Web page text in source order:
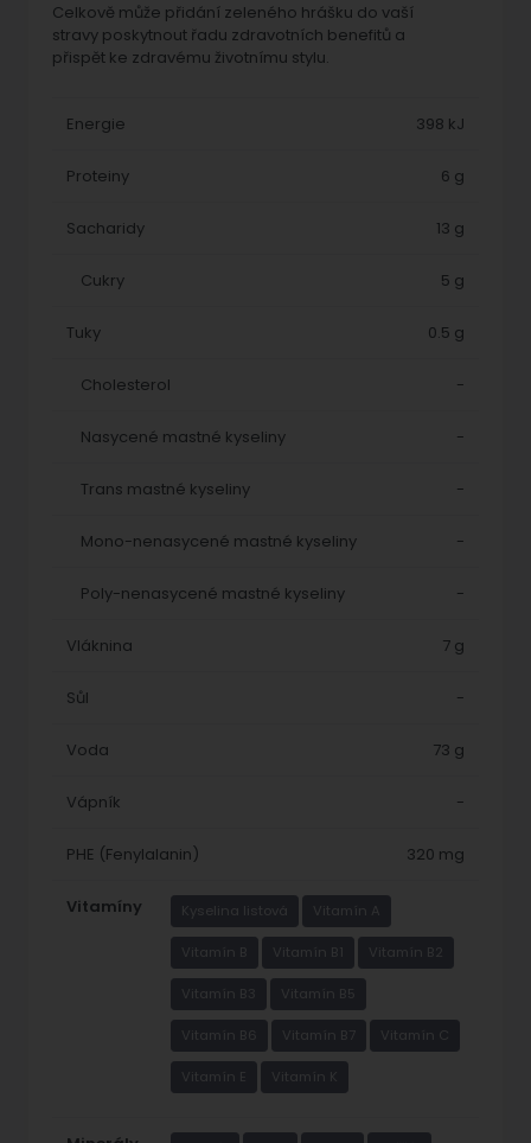
Celkově může přidání zeleného hrášku do vaší
stravy poskytnout řadu zdravotních benefitů a
přispět ke zdravému životnímu stylu.
Energie 398 kJ
Proteiny 6 g
Sacharidy 13 g
Cukry 5 g
Tuky 0.5 g
Cholesterol -
Nasycené mastné kyseliny -
Trans mastné kyseliny -
Mono-nenasycené mastné kyseliny -
Poly-nenasycené mastné kyseliny -
Vláknina 7 g
Sůl -
Voda 73 g
Vápník -
PHE (Fenylalanin) 320 mg
Vitamíny Kyselina listová Vitamín A
Vitamín B Vitamín B1 Vitamín B2
Vitamín B3 Vitamín B5
Vitamín B6 Vitamín B7 Vitamín C
Vitamín E Vitamín K